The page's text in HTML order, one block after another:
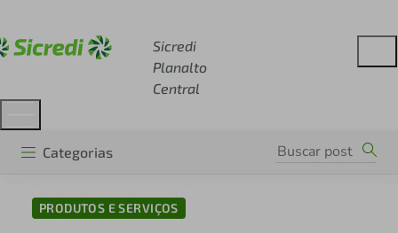
Sicredi
Planalto
Central
Categorias
PRODUTOS E SERVIÇOS